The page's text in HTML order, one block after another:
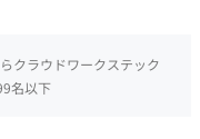
クラウドワークステック
名以下